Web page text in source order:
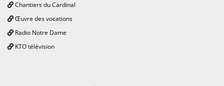
Chantiers du Cardinal
Œuvre des vocations
Radio Notre Dame
KTO télévision